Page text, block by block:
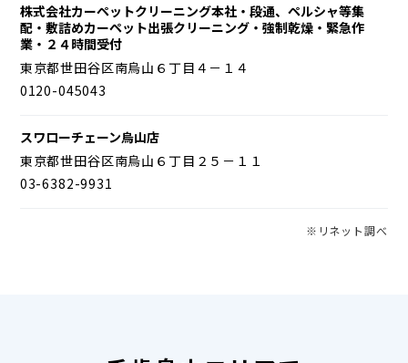
株式会社カーペットクリーニング本社・段通、ペルシャ等集
配・敷詰めカーペット出張クリーニング・強制乾燥・緊急作
業・２４時間受付
東京都世田谷区南烏山６丁目４－１４
0120-045043
スワローチェーン烏山店
東京都世田谷区南烏山６丁目２５－１１
03-6382-9931
※リネット調べ